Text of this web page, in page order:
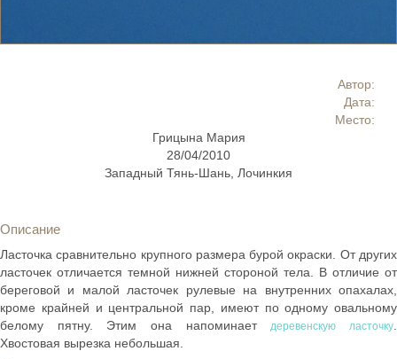
Автор:
Дата:
Место:
Грицына Мария
28/04/2010
Западный Тянь-Шань, Лочинкия
Описание
Ласточка сравнительно крупного размера бурой окраски. От других
ласточек отличается темной нижней стороной тела. В отличие от
береговой и малой ласточек рулевые на внутренних опахалах,
кроме крайней и центральной пар, имеют по одному овальному
белому пятну. Этим она напоминает
деревенскую ласточку
Хвостовая вырезка небольшая.